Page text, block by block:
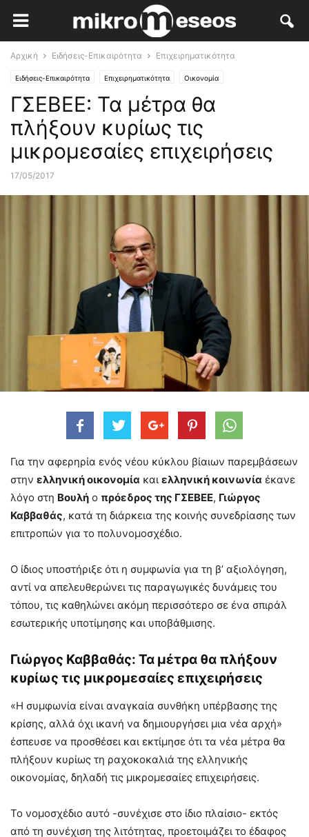
Αρχική Ειδήσεις-Επικαιρότητα Επιχειρηματικότητα
Ειδήσεις-Επικαιρότητα Επιχειρηματικότητα Οικονομία
ΓΣΕΒΕΕ: Τα μέτρα θα
πλήξουν κυρίως τις
μικρομεσαίες επιχειρήσεις
17/05/2017
Για την αφερηρία ενός νέου κύκλου βίαιων παρεμβάσεων
στην ελληνική οικονομία και ελληνική κοινωνία έκανε
λόγο στη Βουλή ο πρόεδρος της ΓΣΕΒΕΕ, Γιώργος
Καββαθάς, κατά τη διάρκεια της κοινής συνεδρίασης των
επιτροπών για το πολυνομοσχέδιο.
Ο ίδιος υποστήριξε ότι η συμφωνία για τη β’ αξιολόγηση,
αντί να απελευθερώνει τις παραγωγικές δυνάμεις του
τόπου, τις καθηλώνει ακόμη περισσότερο σε ένα σπιράλ
εσωτερικής υποτίμησης και υποβάθμισης.
Γιώργος Καββαθάς: Τα μέτρα θα πλήξουν
κυρίως τις μικρομεσαίες επιχειρήσεις
«Η συμφωνία είναι αναγκαία συνθήκη υπέρβασης της
κρίσης, αλλά όχι ικανή να δημιουργήσει μια νέα αρχή»
έσπευσε να προσθέσει και εκτίμησε ότι τα νέα μέτρα θα
πλήξουν κυρίως τη ραχοκοκαλιά της ελληνικής
οικονομίας, δηλαδή τις μικρομεσαίες επιχειρήσεις.
Το νομοσχέδιο αυτό -συνέχισε στο ίδιο πλαίσιο- εκτός
από τη συνέχιση της λιτότητας, προετοιμάζει το έδαφος